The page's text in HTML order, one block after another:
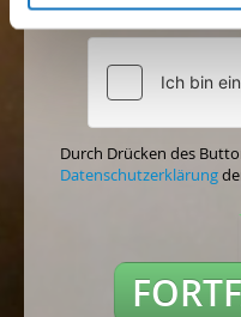
Durch Drücken des
Datenschutzerklärung